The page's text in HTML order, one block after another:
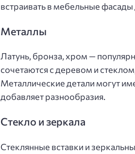
встраивать в мебельные
Металлы
Латунь, бронза, хром —
сочетаются с деревом и
Металлические детали могут
добавляет разнообразия.
Стекло и зеркала
Стеклянные вставки и